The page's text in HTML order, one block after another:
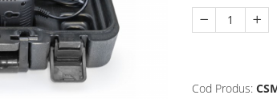
Cod Produs: